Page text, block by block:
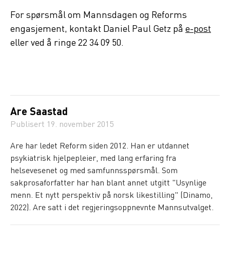
For spørsmål om Mannsdagen og Reforms
engasjement, kontakt Daniel Paul Getz på e-post
eller ved å ringe 22 34 09 50.
Are Saastad
Publisert 19. november 2015
Are har ledet Reform siden 2012. Han er utdannet
psykiatrisk hjelpepleier, med lang erfaring fra
helsevesenet og med samfunnsspørsmål. Som
sakprosaforfatter har han blant annet utgitt "Usynlige
menn. Et nytt perspektiv på norsk likestilling" (Dinamo,
2022). Are satt i det regjeringsoppnevnte Mannsutvalget.